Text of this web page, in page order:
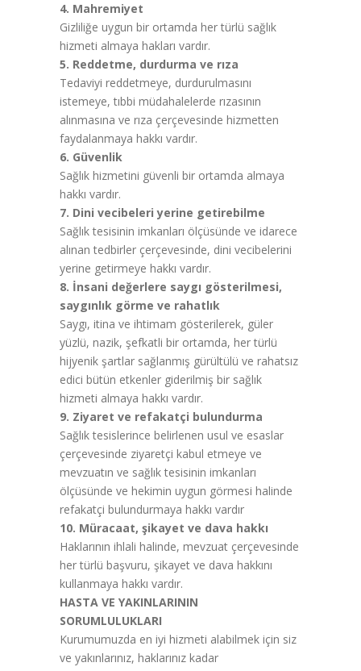
4. Mahremiyet
Gizliliğe uygun bir ortamda her türlü sağlık
hizmeti almaya hakları vardır.
5. Reddetme, durdurma ve rıza
Tedaviyi reddetmeye, durdurulmasını
istemeye, tıbbi müdahalelerde rızasının
alınmasına ve rıza çerçevesinde hizmetten
faydalanmaya hakkı vardır.
6. Güvenlik
Sağlık hizmetini güvenli bir ortamda almaya
hakkı vardır.
7. Dini vecibeleri yerine getirebilme
Sağlık tesisinin imkanları ölçüsünde ve idarece
alınan tedbirler çerçevesinde, dini vecibelerini
yerine getirmeye hakkı vardır.
8. İnsani değerlere saygı gösterilmesi,
saygınlık görme ve rahatlık
Saygı, itina ve ihtimam gösterilerek, güler
yüzlü, nazik, şefkatli bir ortamda, her türlü
hijyenik şartlar sağlanmış gürültülü ve rahatsız
edici bütün etkenler giderilmiş bir sağlık
hizmeti almaya hakkı vardır.
9. Ziyaret ve refakatçi bulundurma
Sağlık tesislerince belirlenen usul ve esaslar
çerçevesinde ziyaretçi kabul etmeye ve
mevzuatın ve sağlık tesisinin imkanları
ölçüsünde ve hekimin uygun görmesi halinde
refakatçi bulundurmaya hakkı vardır
10. Müracaat, şikayet ve dava hakkı
Haklarının ihlali halinde, mevzuat çerçevesinde
her türlü başvuru, şikayet ve dava hakkını
kullanmaya hakkı vardır.
HASTA VE YAKINLARININ
SORUMLULUKLARI
Kurumumuzda en iyi hizmeti alabilmek için siz
ve yakınlarınız, haklarınız kadar